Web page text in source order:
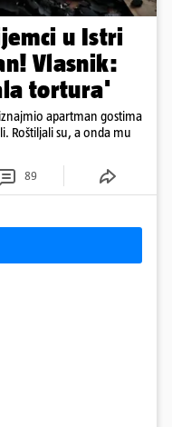
u Istri
Vlasnik:
tortura'
apartman gostima
Roštiljali su, a onda mu
89